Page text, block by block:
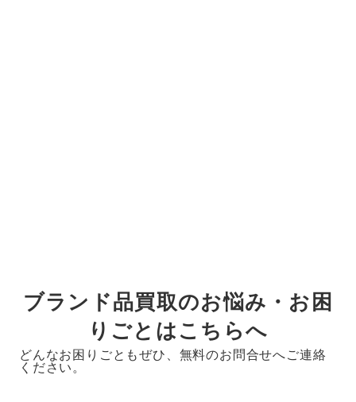
ブランド品買取のお悩み・お困
りごとはこちらへ
どんなお困りごともぜひ、無料のお問合せへご連絡
ください。